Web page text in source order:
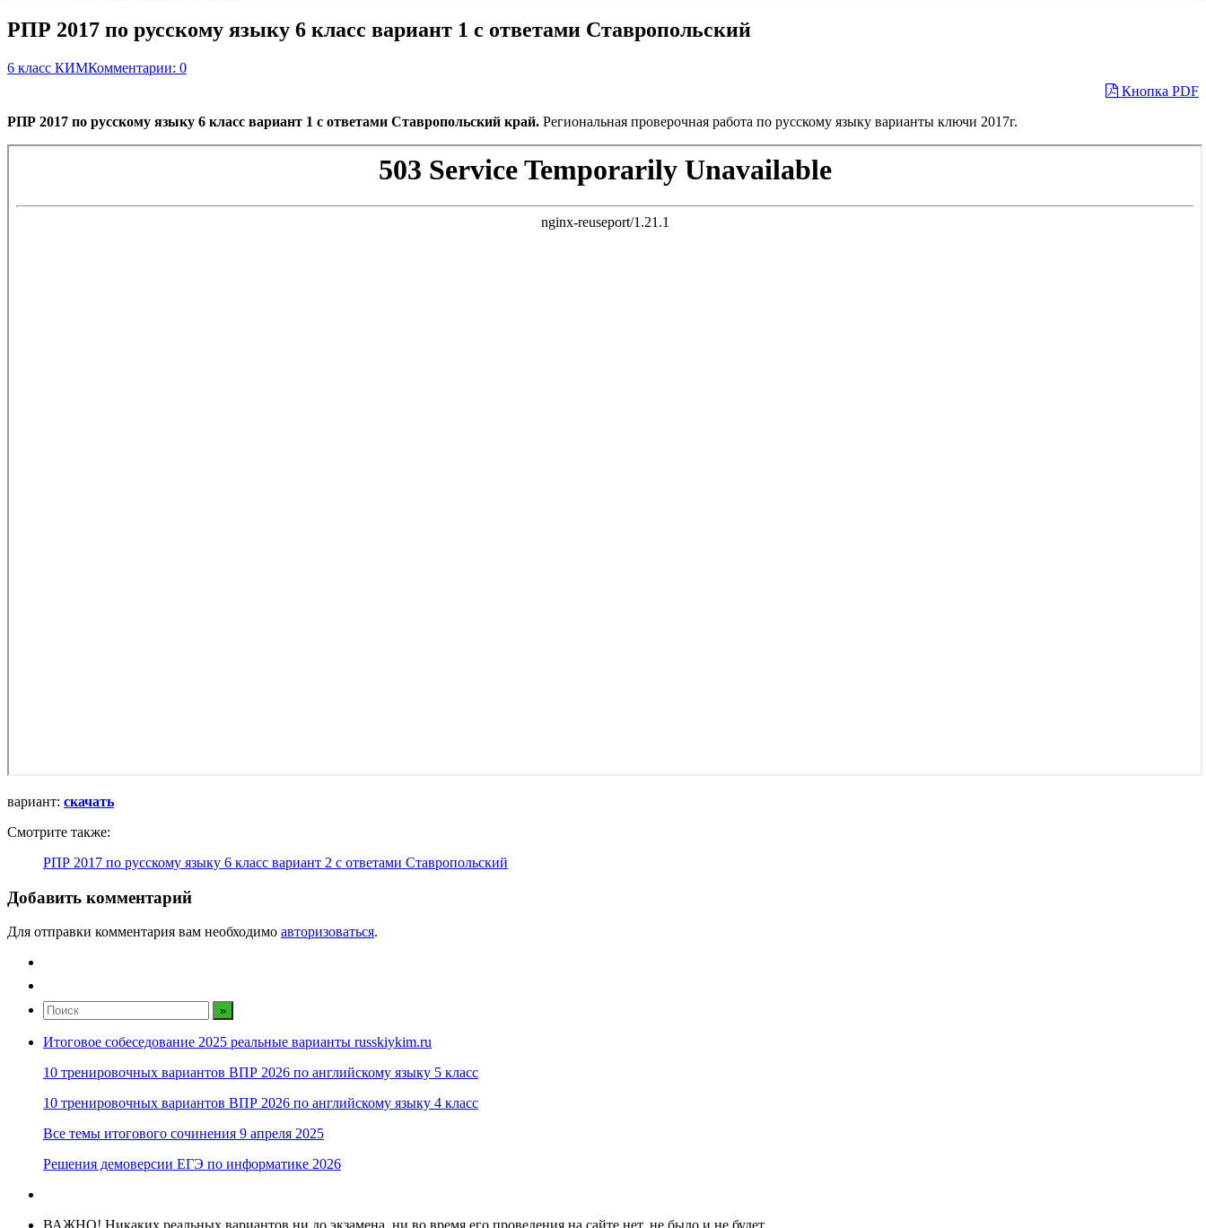
РПР 2017 по русскому языку 6 класс вариант 1 с ответами Ставропольский
6 класс КИМКомментарии: 0
Кнопка PDF
РПР 2017 по русскому языку 6 класс вариант 1 с ответами Ставропольский край. Региональная проверочная работа по русскому языку варианты ключи 2017г.
вариант: скачать
Смотрите также:
РПР 2017 по русскому языку 6 класс вариант 2 с ответами Ставропольский
Добавить комментарий
Для отправки комментария вам необходимо авторизоваться.
Итоговое собеседование 2025 реальные варианты russkiykim.ru
10 тренировочных вариантов ВПР 2026 по английскому языку 5 класс
10 тренировочных вариантов ВПР 2026 по английскому языку 4 класс
Все темы итогового сочинения 9 апреля 2025
Решения демоверсии ЕГЭ по информатике 2026